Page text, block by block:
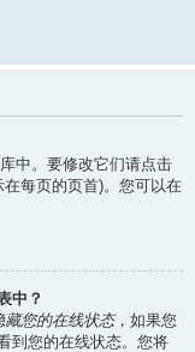
中。要修改它们请点击
在每页的页首)。您可以在
中？
藏您的在线状态，如果您
到您的在线状态。您将